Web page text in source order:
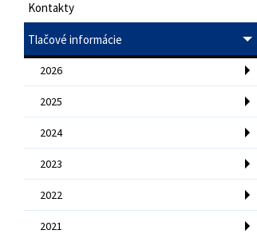
Kontakty
Tlačové informácie
2026
2025
2024
2023
2022
2021